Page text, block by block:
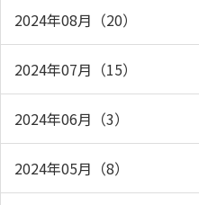
2024年08月（20）
2024年07月（15）
2024年06月（3）
2024年05月（8）